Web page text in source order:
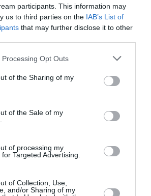
participants. This information may
us to third parties on the IAB’s List of
that may further disclose it to other
Opt Outs
of the Sharing of my
of the Sale of my
of processing my
Targeted Advertising.
of Collection, Use,
and/or Sharing of my
PSEUDONYME
RÉSERVÉ
COMMENTAIRE
INSTANTANÉ
EN SAVOIR PLUS
MOIS